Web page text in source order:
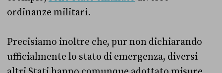
ordinanze militari.
Precisiamo inoltre che, pur non dichiarando
ufficialmente lo stato di emergenza, diversi